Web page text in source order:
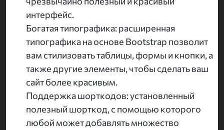
интерфейс.
Богатая типографика: расширенная
типографика на основе Bootstrap позволит
вам стилизовать таблицы, формы и кнопки, а
также другие элементы, чтобы сделать ваш
сайт более красивым.
Поддержка шорткодов: установленный
полезный шорткод, с помощью которого
любой может добавлять множество